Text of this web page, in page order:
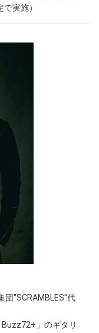
実施）
"SCRAMBLES"代
」のギタリ